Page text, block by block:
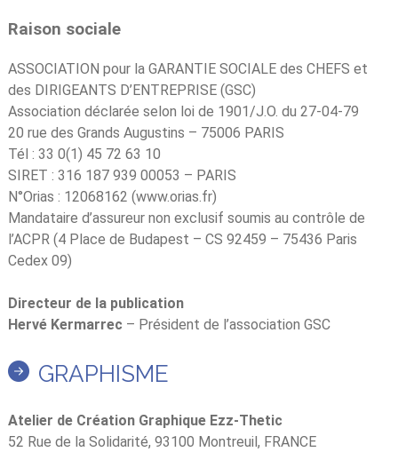
Raison sociale
ASSOCIATION pour la GARANTIE SOCIALE des CHEFS et
des DIRIGEANTS D’ENTREPRISE (GSC)
Association déclarée selon loi de 1901/J.O. du 27-04-79
20 rue des Grands Augustins – 75006 PARIS
Tél : 33 0(1) 45 72 63 10
SIRET : 316 187 939 00053 – PARIS
N°Orias : 12068162 (www.orias.fr)
Mandataire d’assureur non exclusif soumis au contrôle de
l’ACPR (4 Place de Budapest – CS 92459 – 75436 Paris
Cedex 09)
Directeur de la publication
Hervé Kermarrec – Président de l’association GSC
GRAPHISME
Atelier de Création Graphique Ezz-Thetic
52 Rue de la Solidarité, 93100 Montreuil, FRANCE